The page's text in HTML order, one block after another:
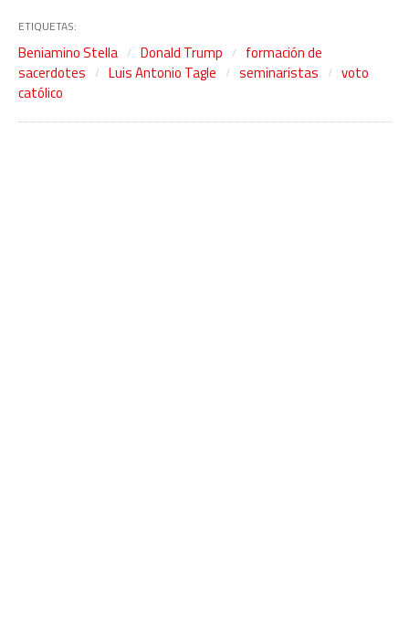
ETIQUETAS:
Beniamino Stella Donald Trump
formación de
sacerdotes
Luis Antonio Tagle seminaristas
voto
católico